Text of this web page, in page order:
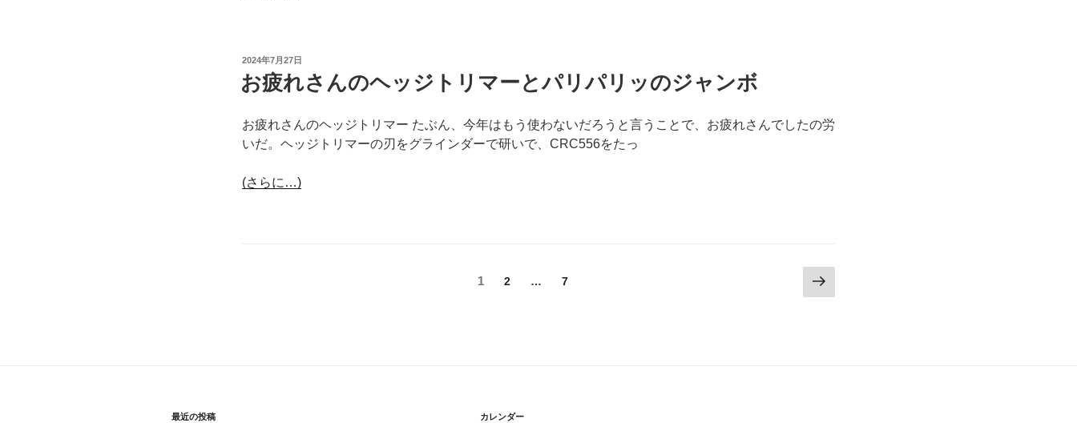
投
稿
日:
2024年7月27日
お疲れさんのヘッジトリマーとパリパリッのジャンボ
お疲れさんのヘッジトリマー たぶん、今年はもう使わないだろうと言うことで、お疲れさんでしたの労
いだ。ヘッジトリマーの刃をグラインダーで研いで、CRC556をたっ
(さらに…)
固
1
固
2 …
固
7
次
の
最近の投稿 カレンダー